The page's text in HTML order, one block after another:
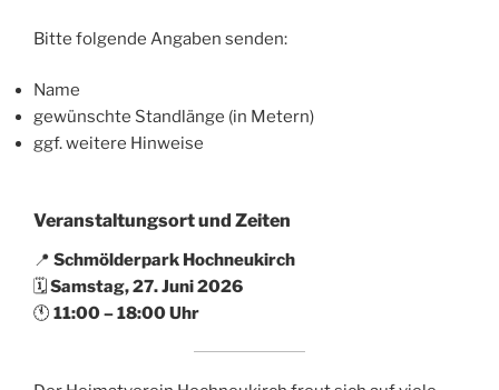
Bitte folgende Angaben senden:
Name
gewünschte Standlänge (in Metern)
ggf. weitere Hinweise
Veranstaltungsort und Zeiten
📍 Schmölderpark Hochneukirch
🗓 Samstag, 27. Juni 2026
🕚 11:00 – 18:00 Uhr